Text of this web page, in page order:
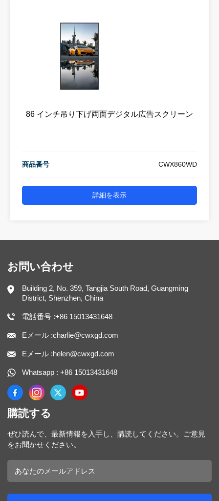
86 インチ吊り下げ両面デジタル広告スクリーン
商品番号 CWX860WD
詳細を表示
お問い合わせ
Building 2, No. 359, Tangjia South Road, Guangming
District, Shenzhen, China
電話番号 :+86 15013431648
Eメール :charlie@cwxgd.com
Eメール :helen@cwxgd.com
Whatsapp : +86 15013431648
購読する
ぜひ読んで、最新情報を入手し、購読してください。ご意見
をお聞かせください。